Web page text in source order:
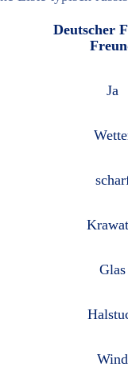
Deutscher
Ja
Glas
Wind